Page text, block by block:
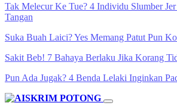
Tak Melecur Ke Tue? 4 Individu Slumber
Tangan
Suka Buah Laici? Yes Memang Patut Pun
Sakit Beb! 7 Bahaya Berlaku Jika Korang
Pun Ada Jugak? 4 Benda Lelaki Inginkan